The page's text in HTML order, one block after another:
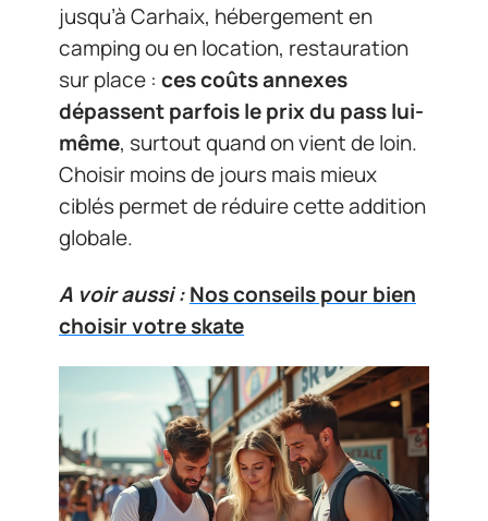
jusqu’à Carhaix, hébergement en
camping ou en location, restauration
sur place : ces coûts annexes
dépassent parfois le prix du pass lui-
même, surtout quand on vient de loin.
Choisir moins de jours mais mieux
ciblés permet de réduire cette addition
globale.
A voir aussi :Nos conseils pour bien
choisir votre skate